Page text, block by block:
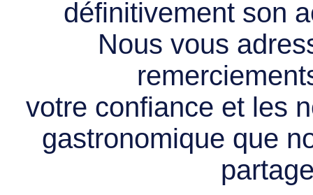
définitivement son
Nous vous
votre confiance et les
gastronomique que